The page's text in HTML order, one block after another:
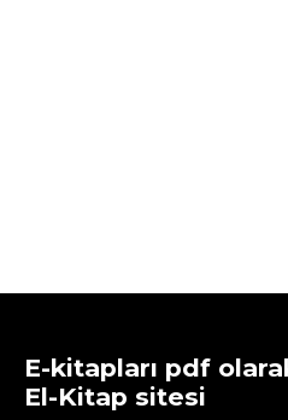
E-kitapları pdf
El-Kitap sitesi